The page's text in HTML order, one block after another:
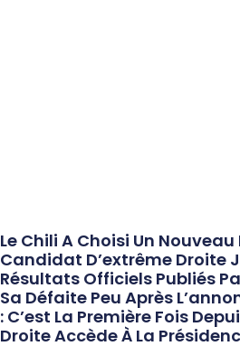
Le Chili A Choisi Un
Candidat D’extrême Droite
Résultats Officiels Publiés
Sa Défaite Peu Après
: C’est La Première Fois
Droite Accède À La